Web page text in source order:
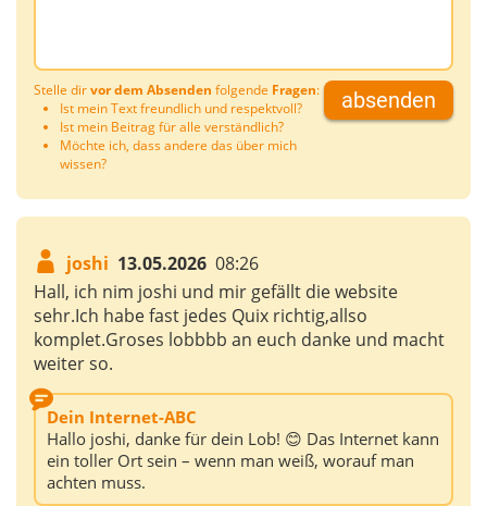
Stelle dirvor dem Absenden folgende Fragen:
Ist mein Text freundlich und respektvoll?
Ist mein Beitrag für alle verständlich?
Möchte ich, dass andere das über mich
wissen?
absenden
joshi 13.05.2026 08:26
Hall, ich nim joshi und mir gefällt die website
sehr.Ich habe fast jedes Quix richtig,allso
komplet.Groses lobbbb an euch danke und macht
weiter so.
Dein Internet-ABC
Hallo joshi, danke für dein Lob! 😊 Das Internet kann
ein toller Ort sein – wenn man weiß, worauf man
achten muss.